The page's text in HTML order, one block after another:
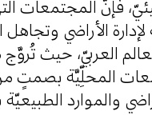
فإنّ المجتمعات
لإدارة الأراضي
العربيّ، حيث
المحلِّيَّة بصمتٍ
والموارد